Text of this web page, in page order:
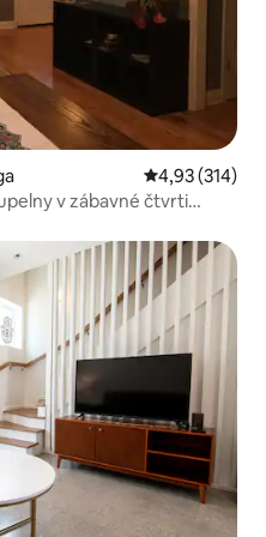
Průměrné
4,93 (314)
v zábavné čtvrti